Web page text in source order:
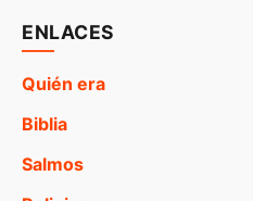
ENLACES
Quién era
Biblia
Salmos